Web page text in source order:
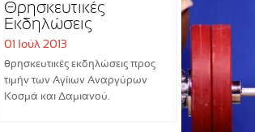
Θρησκευτικές
Εκδηλώσεις
01 Ιούλ 2013
θρησκευτικές εκδηλώσεις προς
τιμήν των Αγίιων Αναργύρων
Κοσμά και Δαμιανού.